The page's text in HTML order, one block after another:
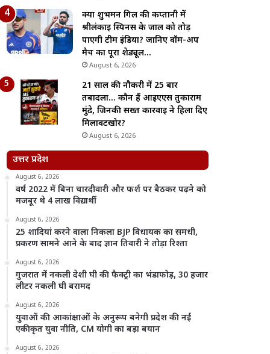
क्या शुभमन गिल की कप्तानी में
श्रीलंकाई स्पिनर्स के जाल को तोड़
पाएगी टीम इंडिया? जानिए वॉर्म-अप
मैच का पूरा शेड्यूल…
August 6, 2026
21 साल की नौकरी में 25 बार
तबादला… कौन हैं आईएएस तुकाराम
मुंढे, जिनकी सख्त कार्रवाई ने हिला दिए
मिलावटखोर?
August 6, 2026
उत्तर प्रदेश
August 6, 2026
वर्ष 2022 में बिना चारदीवारी और फर्श पर बैठकर पढ़ने को
मजबूर थे 4 लाख विद्यार्थी
August 6, 2026
25 शादियां करने वाला निकला BJP विधायक का समधी,
प्रकरण सामने आने के बाद ज्ञान तिवारी ने तोड़ा रिश्ता
August 6, 2026
गुजरात में नकली देशी घी की फैक्ट्री का भंडाफोड़, 30 हजार
लीटर नकली घी बरामद
August 6, 2026
युवाओं की आकांक्षाओं के अनुरूप बनेगी प्रदेश की नई
एकीकृत युवा नीति, CM योगी का बड़ा बयान
August 6, 2026